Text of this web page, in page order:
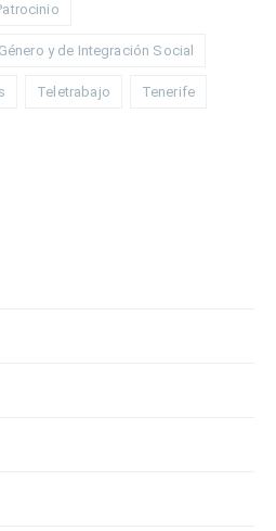
y de Integración Social
Teletrabajo Tenerife